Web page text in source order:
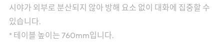
시야가 외부로 분산되지 않아 방해 요소 없이 대화에 집중할 수
있습니다.
* 테이블 높이는 760mm입니다.